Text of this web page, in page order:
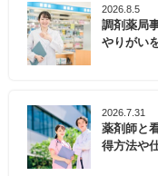
2026.8.5
調剤薬局
やりがい
2026.7.31
薬剤師と
得方法や